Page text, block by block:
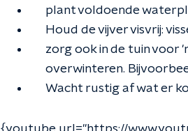
plant voldoende
Houd de vijver visvrij:
zorg ook in de tuin voor
overwinteren.
Wacht rustig af wat er